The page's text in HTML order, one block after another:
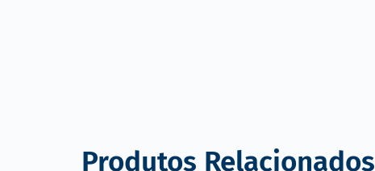
Produtos Relacionados